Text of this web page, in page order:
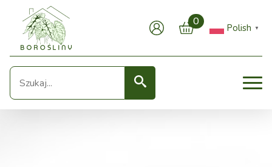
0
Polish ▼
Seearch